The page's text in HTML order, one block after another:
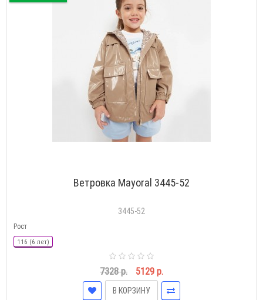
Ветровка Mayoral 3445-52
3445-52
Рост
116 (6 лет)
7328 р. 5129 р.
В КОРЗИНУ